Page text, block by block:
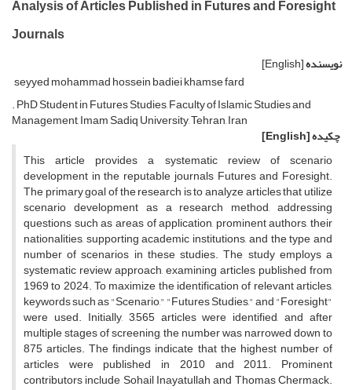
Analysis of Articles Published in Futures and Foresight
Journals
نویسنده[English]
seyyed mohammad hossein badiei khamse fard
. PhD Student in Futures Studies, Faculty of Islamic Studies and
Management, Imam Sadiq University, Tehran, Iran
چکیده[English]
This article provides a systematic review of scenario
development in the reputable journals Futures and Foresight.
The primary goal of the research is to analyze articles that utilize
scenario development as a research method, addressing
questions such as areas of application, prominent authors, their
nationalities, supporting academic institutions, and the type and
number of scenarios in these studies. The study employs a
systematic review approach, examining articles published from
1969 to 2024. To maximize the identification of relevant articles,
keywords such as "Scenario," "Futures Studies," and "Foresight"
were used. Initially, 3,565 articles were identified, and after
multiple stages of screening, the number was narrowed down to
875 articles. The findings indicate that the highest number of
articles were published in 2010 and 2011. Prominent
contributors include Sohail Inayatullah and Thomas Chermack.